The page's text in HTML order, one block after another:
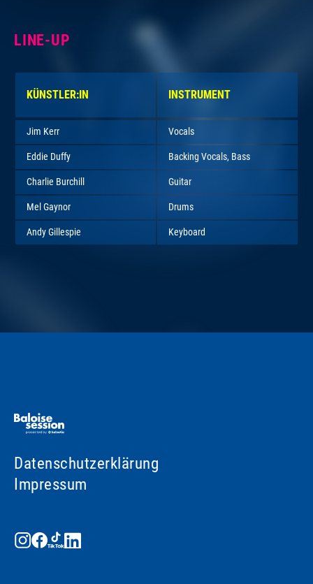
LINE-UP
KÜNSTLER:IN INSTRUMENT
Jim Kerr Vocals
Eddie Duffy Backing Vocals, Bass
Charlie Burchill Guitar
Mel Gaynor Drums
Andy Gillespie Keyboard
Datenschutzerklärung
Impressum